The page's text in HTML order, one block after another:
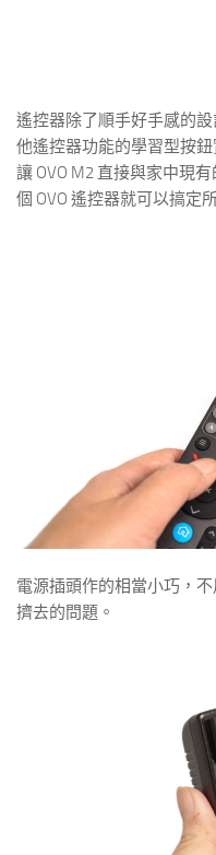
遙控器除了順手好手感的
他遙控器功能的學習型按
讓 OVO M2 直接與家中現
個 OVO 遙控器就可以搞定
電源插頭作的相當小巧，
擠去的問題。